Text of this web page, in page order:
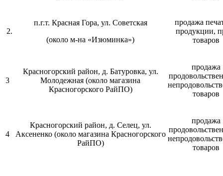
2.
п.г.т. Красная Гора, ул. Советская
(около м-на «Изюминка»)
продажа
продукции,
товаров
3
Красногорский район, д. Батуровка, ул.
Молодежная (около магазина
Красногорского РайПО)
продажа
товаров
4
Красногорский район, д. Селец, ул.
Аксененко (около магазина Красногорского
РайПО)
продажа
товаров